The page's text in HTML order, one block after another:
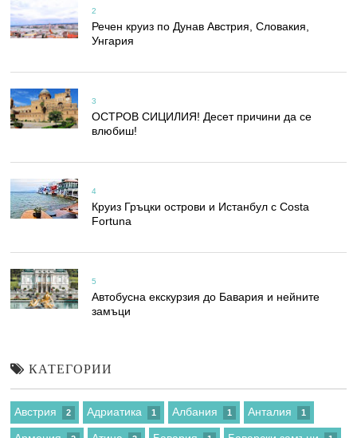
2
Речен круиз по Дунав Австрия, Словакия,
Унгария
3
ОСТРОВ СИЦИЛИЯ! Десет причини да се
влюбиш!
4
Круиз Гръцки острови и Истанбул с Costa
Fortuna
5
Автобусна екскурзия до Бавария и нейните
замъци
КАТЕГОРИИ
Австрия 2 Адриатика 1 Албания 1 Анталия 1